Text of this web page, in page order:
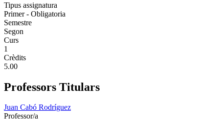
Tipus assignatura
Primer - Obligatoria
Semestre
Segon
Curs
1
Crèdits
5.00
Professors Titulars
Juan Cabó Rodríguez
Professor/a